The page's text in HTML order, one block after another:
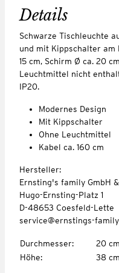
Details
Schwarze Tischleuchte
und mit Kippschalter am
15 cm, Schirm Ø ca. 20
Leuchtmittel nicht
IP20.
Modernes Design
Mit Kippschalter
Ohne Leuchtmittel
Kabel ca. 160 cm
Hersteller:
Ernsting's family GmbH &
Hugo-Ernsting-Platz 1
D-48653 Coesfeld-Lette
service@ernstings-
Durchmesser:
20 cm
Höhe: 38 cm